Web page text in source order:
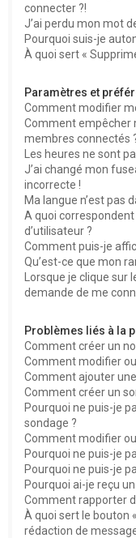
connecter ?!
J’ai perdu mon mot
Pourquoi suis-je
À quoi sert «
Paramètres et
Comment modifier
Comment empêcher
membres connectés
Les heures ne sont
J’ai changé mon
incorrecte !
Ma langue n’est pas
A quoi
d’utilisateur ?
Comment puis-je
Qu’est-ce que mon
Lorsque je clique sur
demande de me
Problèmes liés à la
Comment créer un
Comment modifier
Comment ajouter
Comment créer un
Pourquoi ne puis-je
sondage ?
Comment modifier
Pourquoi ne puis-je
Pourquoi ne puis-je
Pourquoi ai-je reçu
Comment rapporter
À quoi sert le bouton
rédaction de